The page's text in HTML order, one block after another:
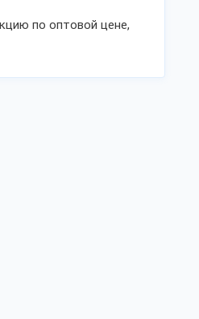
по оптовой цене,